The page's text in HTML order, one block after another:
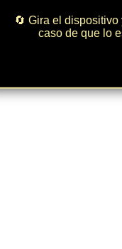
🔄 Gira el
caso de que lo